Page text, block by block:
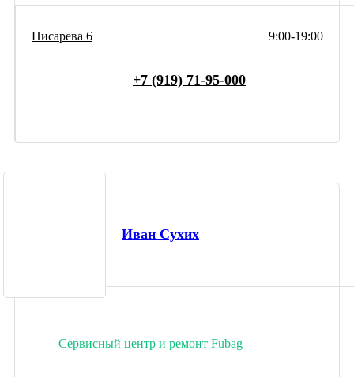
9:00-19:00
Писарева 6
+7 (919) 71-95-000
Иван Сухих
Сервисный центр и ремонт Fubag